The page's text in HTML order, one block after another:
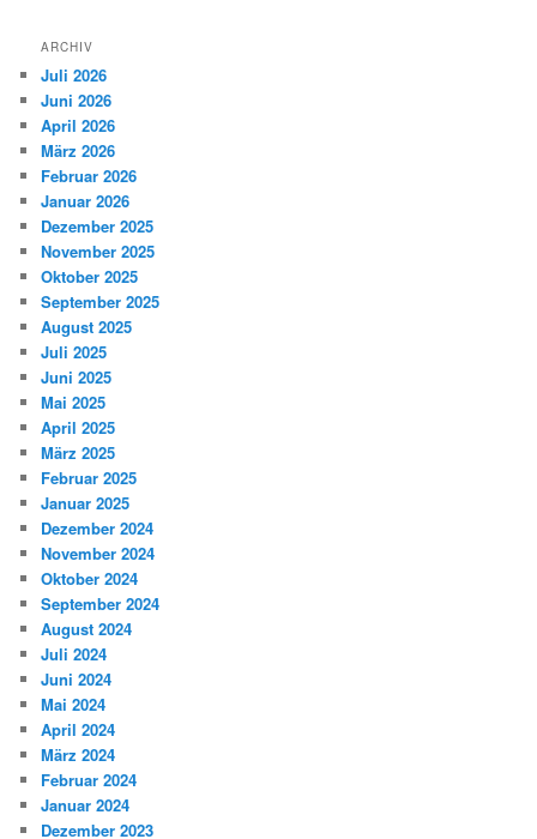
ARCHIV
Juli 2026
Juni 2026
April 2026
März 2026
Februar 2026
Januar 2026
Dezember 2025
November 2025
Oktober 2025
September 2025
August 2025
Juli 2025
Juni 2025
Mai 2025
April 2025
März 2025
Februar 2025
Januar 2025
Dezember 2024
November 2024
Oktober 2024
September 2024
August 2024
Juli 2024
Juni 2024
Mai 2024
April 2024
März 2024
Februar 2024
Januar 2024
Dezember 2023